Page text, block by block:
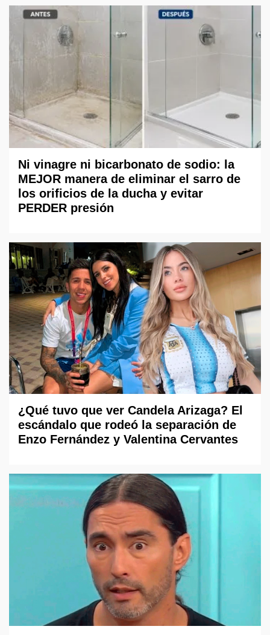
Ni vinagre ni bicarbonato de sodio: la
MEJOR manera de eliminar el sarro de
los orificios de la ducha y evitar
PERDER presión
¿Qué tuvo que ver Candela Arizaga? El
escándalo que rodeó la separación de
Enzo Fernández y Valentina Cervantes